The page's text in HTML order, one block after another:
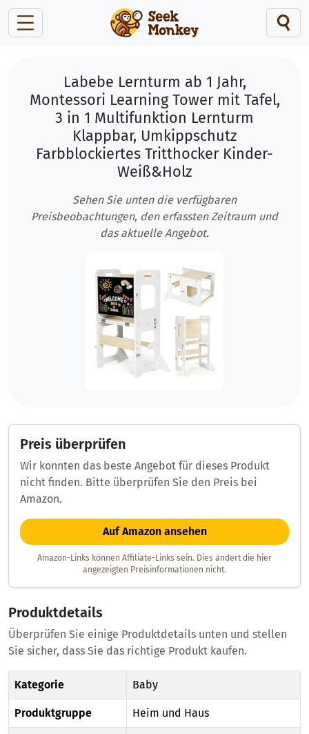
Labebe Lernturm ab 1 Jahr,
Montessori Learning Tower mit Tafel,
3 in 1 Multifunktion Lernturm
Klappbar, Umkippschutz
Farbblockiertes Tritthocker Kinder-
Weiß&Holz
Sehen Sie unten die verfügbaren
Preisbeobachtungen, den erfassten Zeitraum und
das aktuelle Angebot.
Preis überprüfen
Wir konnten das beste Angebot für dieses Produkt
nicht finden. Bitte überprüfen Sie den Preis bei
Amazon.
Auf Amazon ansehen
Amazon-Links können Affiliate-Links sein. Dies ändert die hier
angezeigten Preisinformationen nicht.
Produktdetails
Überprüfen Sie einige Produktdetails unten und stellen
Sie sicher, dass Sie das richtige Produkt kaufen.
Kategorie Baby
Produktgruppe Heim und Haus